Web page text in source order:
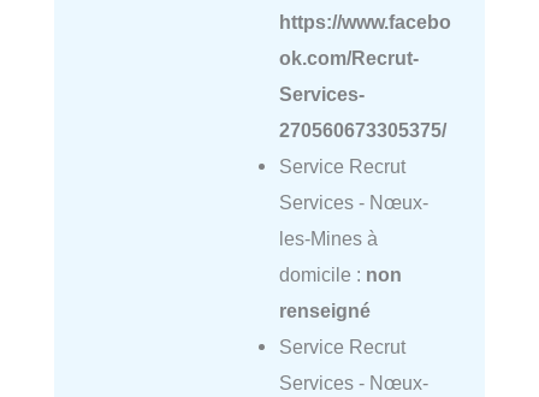
https://www.facebo
ok.com/Recrut-
Services-
270560673305375/
Service Recrut
Services - Nœux-
les-Mines à
domicile : non
renseigné
Service Recrut
Services - Nœux-